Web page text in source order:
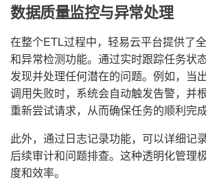
数据质量监控与异常处理
在整个ETL过程中，轻易云平台提供了
和异常检测功能。通过实时跟踪任务状
发现并处理任何潜在的问题。例如，当
调用失败时，系统会自动触发告警，并
重新尝试请求，从而确保任务的顺利完成
此外，通过日志记录功能，可以详细记
后续审计和问题排查。这种透明化管理
度和效率。